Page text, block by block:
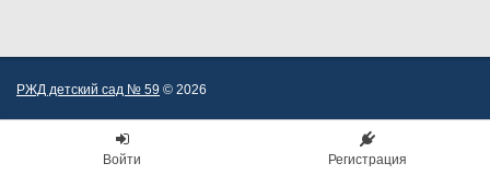
РЖД детский сад № 59 © 2026
Войти Регистрация